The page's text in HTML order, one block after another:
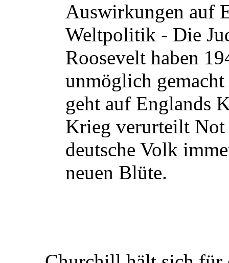
Auswirkungen auf
Weltpolitik - Die
Roosevelt haben
unmöglich
geht auf Englands
Krieg verurteilt
deutsche Volk
neuen Blüte.